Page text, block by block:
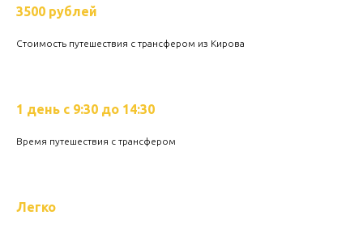
3500 рублей
Стоимость путешествия с трансфером из Кирова
1 день с 9:30 до 14:30
Время путешествия с трансфером
Легко